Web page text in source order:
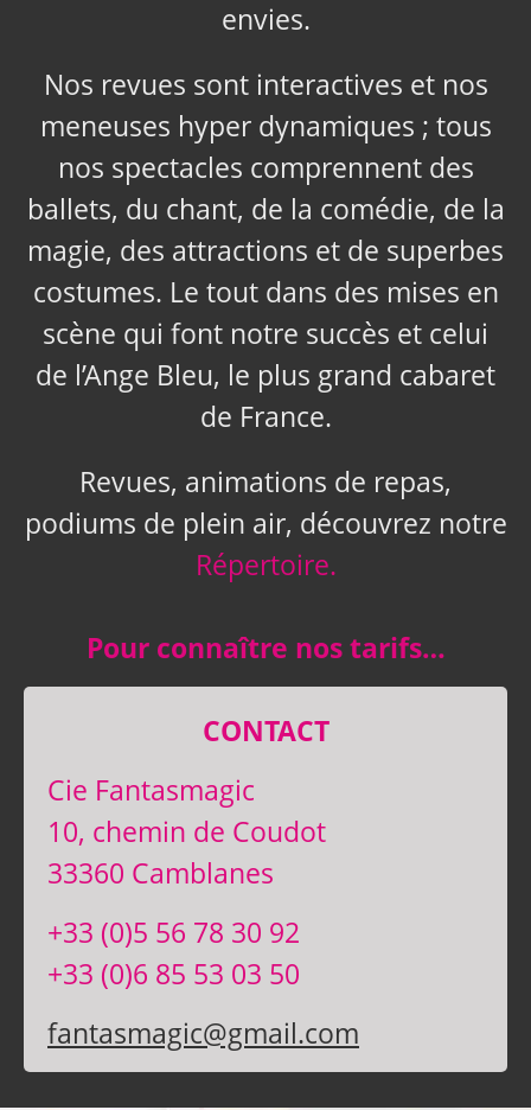
envies.
Nos revues sont interactives et nos
meneuses hyper dynamiques ; tous
nos spectacles comprennent des
ballets, du chant, de la comédie, de la
magie, des attractions et de superbes
costumes. Le tout dans des mises en
scène qui font notre succès et celui
de l’Ange Bleu, le plus grand cabaret
de France.
Revues, animations de repas,
podiums de plein air, découvrez notre
Répertoire.
Pour connaître nos tarifs…
CONTACT
Cie Fantasmagic
10, chemin de Coudot
33360 Camblanes
+33 (0)5 56 78 30 92
+33 (0)6 85 53 03 50
fantasmagic@gmail.com